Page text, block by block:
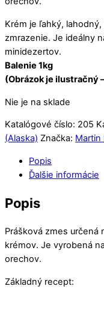
Krém je ľahký,
zmrazenie. Je ideálny
minidezertov.
Balenie 1kg
(Obrázok je ilustračný
Nie je na sklade
Katalógové číslo: 205
(Alaska) Značka: Martin
Popis
Ďalšie informácie
Popis
Prášková zmes určená
krémov. Je vyrobená
orechov.
Základný recept:
250 g